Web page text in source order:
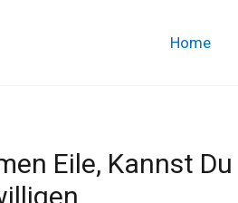
Home
Eile, Kannst Du